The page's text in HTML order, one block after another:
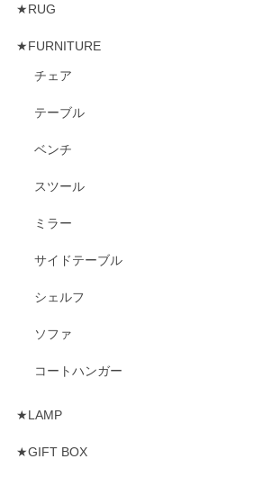
★RUG
★FURNITURE
チェア
テーブル
ベンチ
スツール
ミラー
サイドテーブル
シェルフ
ソファ
コートハンガー
★LAMP
★GIFT BOX